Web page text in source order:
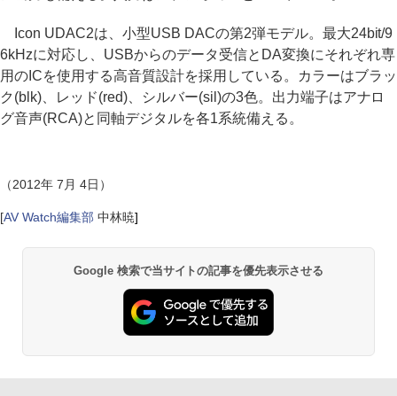
Icon UDAC2は、小型USB DACの第2弾モデル。最大24bit/9
6kHzに対応し、USBからのデータ受信とDA変換にそれぞれ専
用のICを使用する高音質設計を採用している。カラーはブラッ
ク(blk)、レッド(red)、シルバー(sil)の3色。出力端子はアナロ
グ音声(RCA)と同軸デジタルを各1系統備える。
（2012年 7月 4日）
[AV Watch編集部 中林暁]
Google 検索で当サイトの記事を優先表示させる